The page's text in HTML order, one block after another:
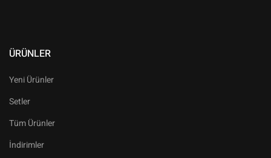
ÜRÜNLER
Yeni Ürünler
Setler
Tüm Ürünler
İndirimler